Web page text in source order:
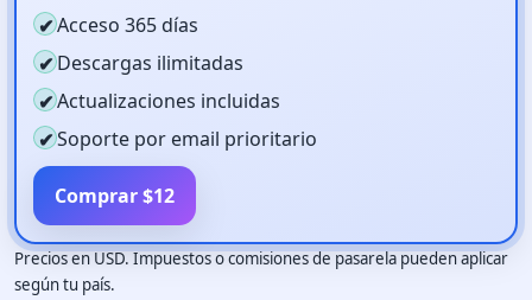
✔Acceso 365 días
✔ Descargas ilimitadas
✔Actualizaciones incluidas
✔Soporte por email prioritario
Comprar $12
Precios en USD. Impuestos o comisiones de pasarela pueden aplicar
según tu país.